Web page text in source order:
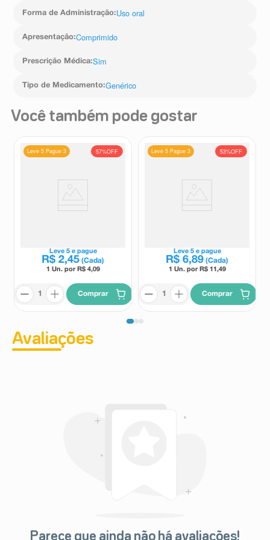
Forma de Administração:Uso oral
Apresentação:Comprimido
Prescrição Médica:Sim
Tipo de Medicamento:Genérico
Você também pode gostar
Leve 5 Pague 3 57%OFF
Leve 5e pague
R$ 2,45 (Cada)
1 Un. por R$ 4,09
Comprar
Leve 5 Pague 3 53%OFF
Leve 5e pague
R$ 6,89 (Cada)
1 Un. por R$ 11,49
Comprar
Avaliações
Parece que ainda não há avaliações!